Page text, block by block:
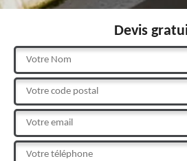
Devis